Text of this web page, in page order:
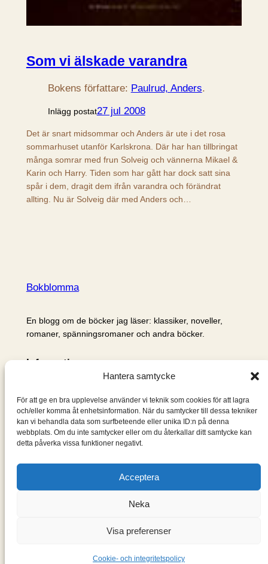
Hantera samtycke
För att ge en bra upplevelse använder vi teknik som cookies för att lagra
och/eller komma åt enhetsinformation. När du samtycker till dessa tekniker
kan vi behandla data som surfbeteende eller unika ID:n på denna
webbplats. Om du inte samtycker eller om du återkallar ditt samtycke kan
detta påverka vissa funktioner negativt.
Acceptera
Neka
Visa preferenser
Cookie- och integritetspolicy
Som vi älskade varandra
Bokens författare: Paulrud, Anders.
Inlägg postat27 jul 2008
Det är snart midsommar och Anders är ute i det rosa
sommarhuset utanför Karlskrona. Där har han tillbringat
många somrar med frun Solveig och vännerna Mikael &
Karin och Harry. Tiden som har gått har dock satt sina
spår i dem, dragit dem ifrån varandra och förändrat
allting. Nu är Solveig där med Anders och…
Bokblomma
En blogg om de böcker jag läser: klassiker, noveller,
romaner, spänningsromaner och andra böcker.
Information
Om mig & om bloggen
S
ö
k
WordPress